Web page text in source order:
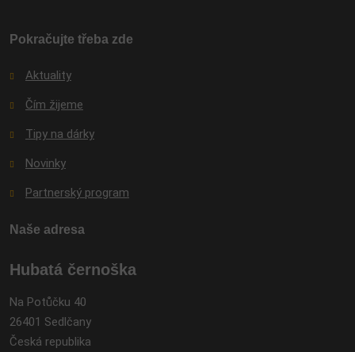
odeslat.
Pokračujte třeba zde
Aktuality
Čím žijeme
Tipy na dárky
Novinky
Partnerský program
Naše adresa
Hubatá černoška
Na Potůčku 40
26401 Sedlčany
Česká republika